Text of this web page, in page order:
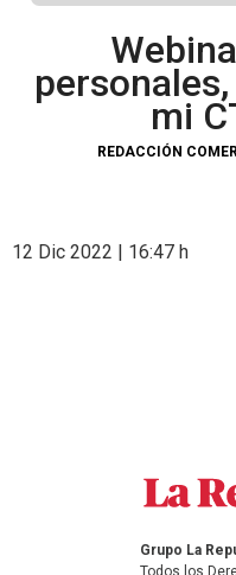
mi
REDACCIÓN
12 Dic 2022 | 16:47 h
Grupo La
Todos los